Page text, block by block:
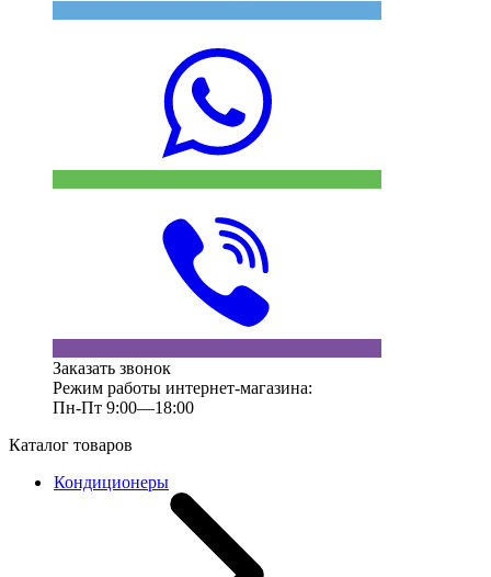
Заказать звонок
Режим работы интернет-магазина:
Пн-Пт 9:00—18:00
Каталог товаров
Кондиционеры